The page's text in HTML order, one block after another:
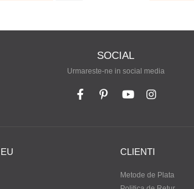
SOCIAL
Urmareste-ne in social media
CLIENTI
Metode de Plata